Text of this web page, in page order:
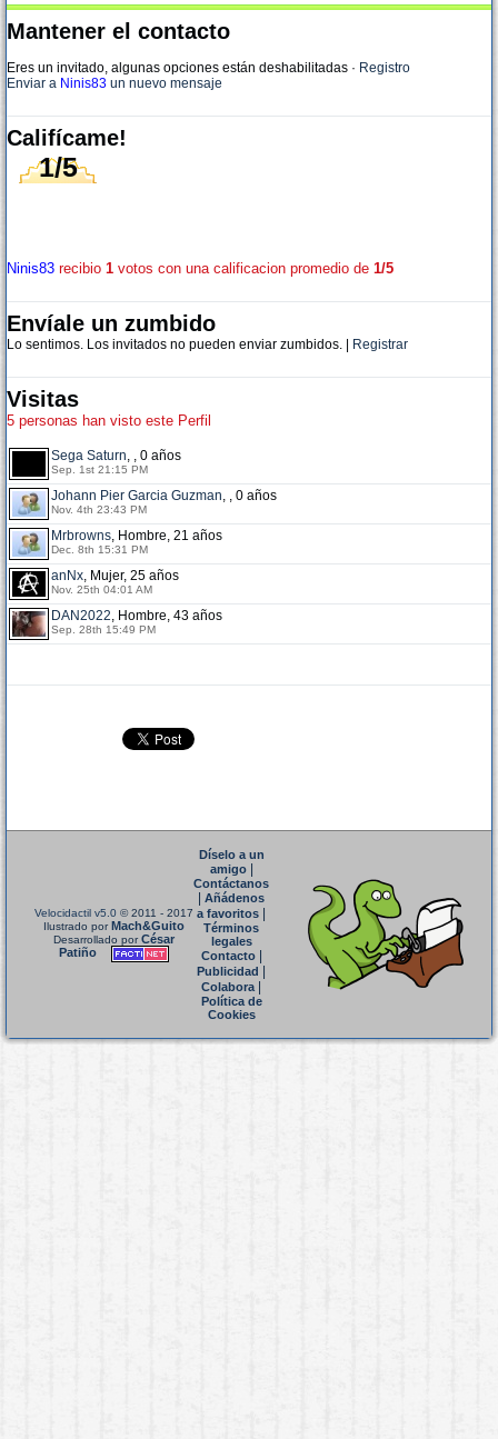
Mantener el contacto
Eres un invitado, algunas opciones están deshabilitadas · Registro
Enviar a Ninis83 un nuevo mensaje
Califícame!
1/5
Ninis83 recibio 1 votos con una calificacion promedio de 1/5
Envíale un zumbido
Lo sentimos. Los invitados no pueden enviar zumbidos. | Registrar
Visitas
5 personas han visto este Perfil
Sega Saturn, , 0 años
Sep. 1st 21:15 PM
Johann Pier Garcia Guzman, , 0 años
Nov. 4th 23:43 PM
Mrbrowns, Hombre, 21 años
Dec. 8th 15:31 PM
anNx, Mujer, 25 años
Nov. 25th 04:01 AM
DAN2022, Hombre, 43 años
Sep. 28th 15:49 PM
Velocidactil v5.0 © 2011 - 2017
Ilustrado porMach&Guito
Desarrollado porCésar
Patiño
Díselo a un
amigo|
Contáctanos
Añádenos
a favoritos
Términos
legales
Contacto|
Publicidad
Colabora|
Política de
Cookies